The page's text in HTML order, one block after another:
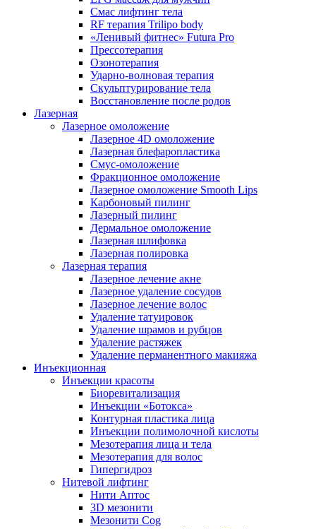
Смас лифтинг тела
RF терапия Trilipo body
«Ленивый фитнес» Futura Pro
Прессотерапия
Озонотерапия
Ударно-волновая терапия
Скульптурирование тела
Восстановление после родов
Лазерная
Лазерное омоложение
Лазерное 4D омоложение
Лазерная блефаропластика
Смус-омоложение
Фракционное омоложение
Лазерное омоложение Smooth Lips
Карбоновый пилинг
Лазерный пилинг
Дермальное омоложение
Лазерная шлифовка
Лазерная полировка
Лазерная терапия
Лазерное лечение акне
Лазерное удаление сосудов
Лазерное лечение волос
Удаление татуировок
Удаление шрамов и рубцов
Удаление растяжек
Удаление перманентного макияжа
Инъекционная
Инъекции красоты
Биоревитализация
Инъекции «Ботокса»
Контурная пластика лица
Инъекции полимолочной кислоты
Мезотерапия лица и тела
Мезотерапия для волос
Гипергидроз
Нитевой лифтинг
Нити Аптос
3D мезонити
Мезонити Cog